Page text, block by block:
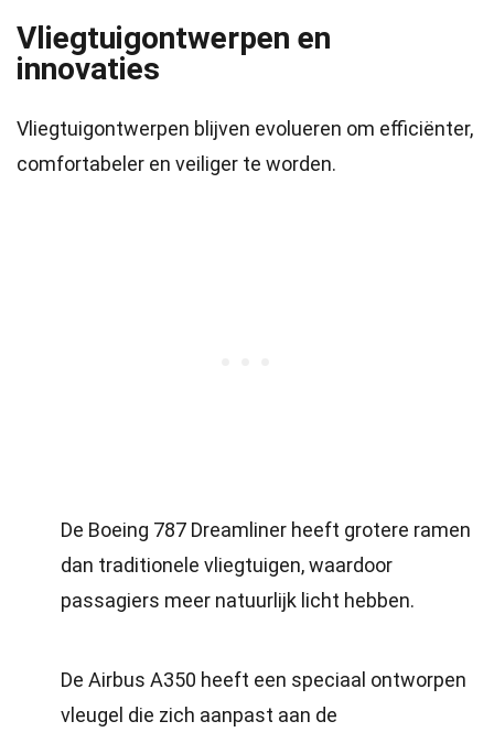
Vliegtuigontwerpen en
innovaties
Vliegtuigontwerpen blijven evolueren om efficiënter,
comfortabeler en veiliger te worden.
De Boeing 787 Dreamliner heeft grotere ramen
dan traditionele vliegtuigen, waardoor
passagiers meer natuurlijk licht hebben.
De Airbus A350 heeft een speciaal ontworpen
vleugel die zich aanpast aan de